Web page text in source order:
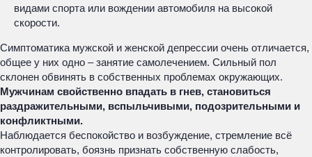
видами спорта или вождении автомобиля на высокой
скорости.
Симптоматика мужской и женской депрессии очень отличается,
общее у них одно – занятие самолечением. Сильный пол
склонен обвинять в собственных проблемах окружающих.
Мужчинам свойственно впадать в гнев, становиться
раздражительными, вспыльчивыми, подозрительными и
конфликтными.
Наблюдается беспокойство и возбуждение, стремление всё
контролировать, боязнь признать собственную слабость,